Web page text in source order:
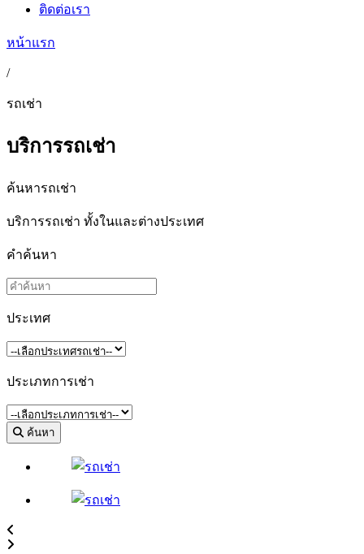
ติดต่อเรา
หน้าแรก
/
รถเช่า
บริการรถเช่า
ค้นหารถเช่า
บริการรถเช่า ทั้งในและต่างประเทศ
คำค้นหา
ประเทศ
ประเภทการเช่า
ค้นหา